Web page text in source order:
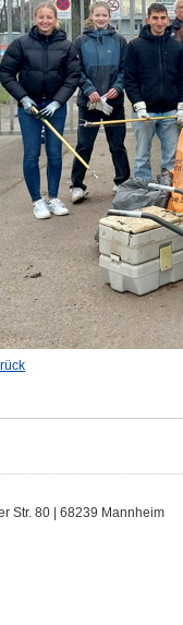
Str. 80 | 68239 Mannheim